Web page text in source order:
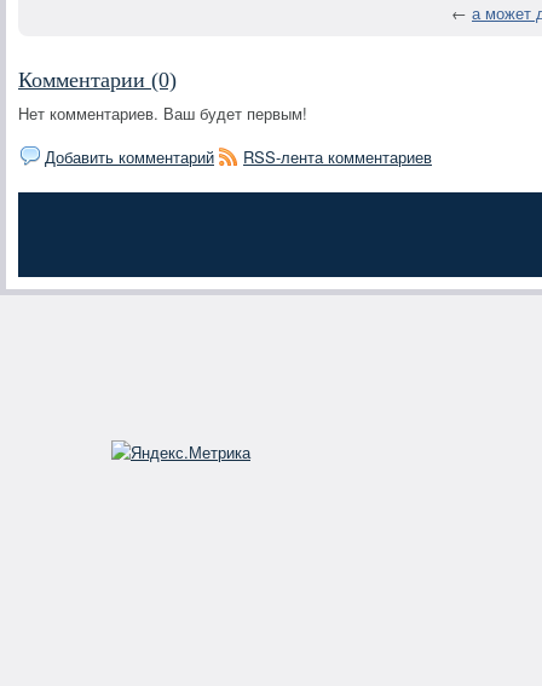
← а может
Комментарии (0)
Нет комментариев. Ваш будет первым!
Добавить комментарий
RSS-лента комментариев